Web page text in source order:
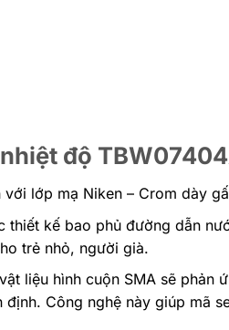
độ
lớp mạ Niken – Crom dày
thiết kế bao phủ đường dẫn
trẻ nhỏ, người già.
liệu hình cuộn SMA sẽ phản
Công nghệ này giúp mã